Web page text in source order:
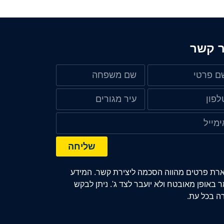
קשר
שליחה
פרטים מהווה הסכמה ליצירת קשר. המידע
באופן מאובטח ולא יועבר לצד ג'. ניתן לבקש
בכל עת.